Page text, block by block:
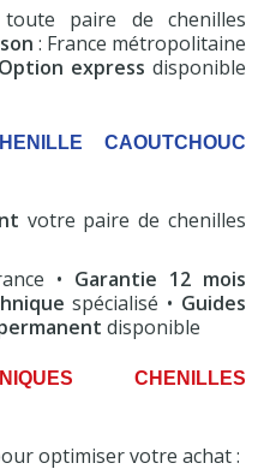
paire de chenilles
: France métropolitaine
Option express disponible
CAOUTCHOUC
votre paire de chenilles
• Garantie 12 mois
spécialisé • Guides
disponible
CHENILLES
optimiser votre achat :